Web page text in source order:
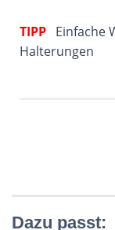
TIPP Einfache
Halterungen
Dazu passt: